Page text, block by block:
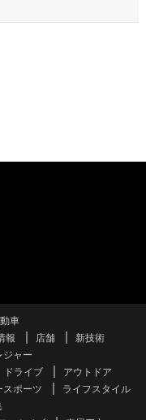
車
報 店舗
新技術
ジャー
ドライブ
アウトドア
スポーツ
ライフスタイル